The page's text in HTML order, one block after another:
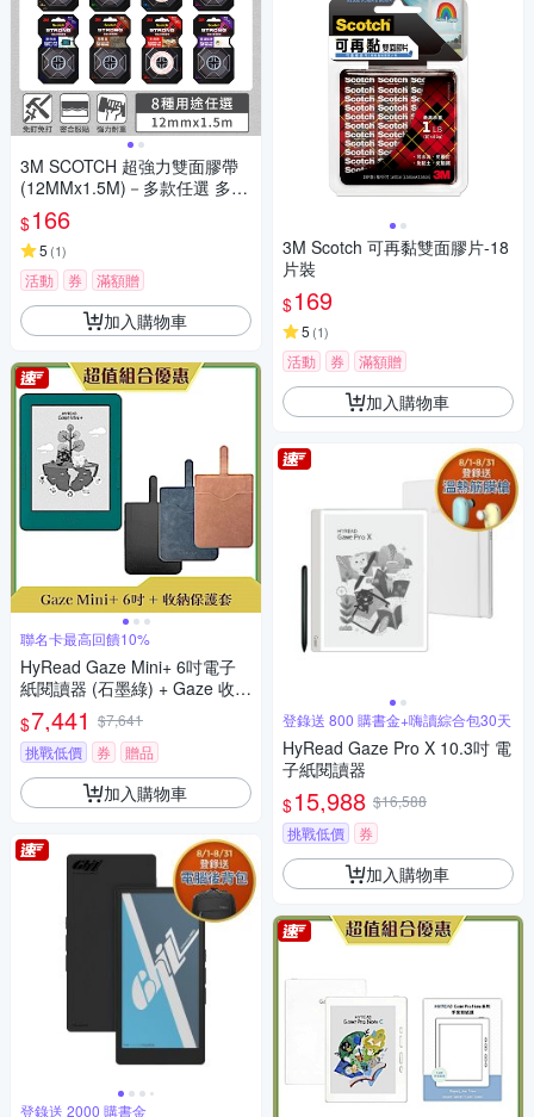
3M SCOTCH 超強力雙面膠帶
(12MMx1.5M)－多款任選 多種
用途
$166
5 (1)
活動 券 滿額贈
加入購物車
聯名卡最高回饋10%
HyRead Gaze Mini+ 6吋電子
紙閱讀器 (石墨綠) + Gaze 收納
保護套 (組合)
$7,441 $7,641
挑戰低價
券 贈品
加入購物車
登錄送 2000 購書金
3M Scotch 可再黏雙面膠片-18
片裝
$169
5 (1)
活動 券 滿額贈
加入購物車
登錄送 800 購書金+嗨讀綜合包30天
HyRead Gaze Pro X 10.3吋 電
子紙閱讀器
$15,988 $16,588
挑戰低價
券
加入購物車